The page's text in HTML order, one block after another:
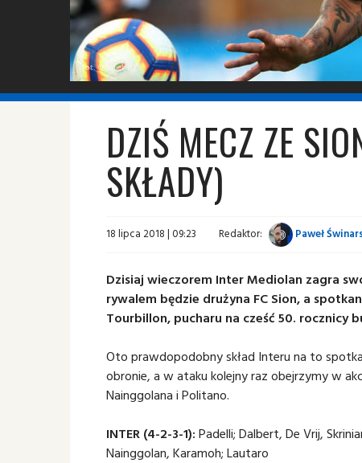
fot. © inter.it
DZIŚ MECZ ZE
SKŁADY)
18 lipca 2018 | 09:23 Redaktor: Paweł
Dzisiaj wieczorem Inter Mediolan zagra
rywalem będzie drużyna FC Sion, a
Tourbillon, pucharu na cześć 50. rocznicy
Oto prawdopodobny skład Interu na to
obronie, a w ataku kolejny raz obejrzymy w
Nainggolana i Politano.
INTER (4-2-3-1): Padelli; Dalbert, De Vrij,
Nainggolan, Karamoh; Lautaro